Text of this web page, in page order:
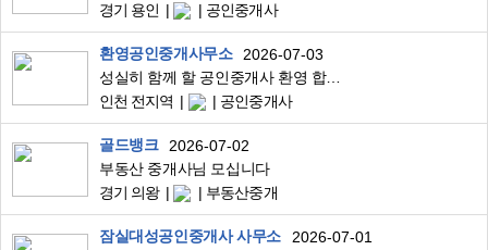
경기 용인
공인중개사
환영공인중개사무소
2026-07-03
성실히 함께 할 공인중개사 환영 합니다
인천 전지역
공인중개사
골드뱅크
2026-07-02
부동산 중개사님 모십니다
경기 의왕
부동산중개
잠실대성공인중개사 사무소
2026-07-01